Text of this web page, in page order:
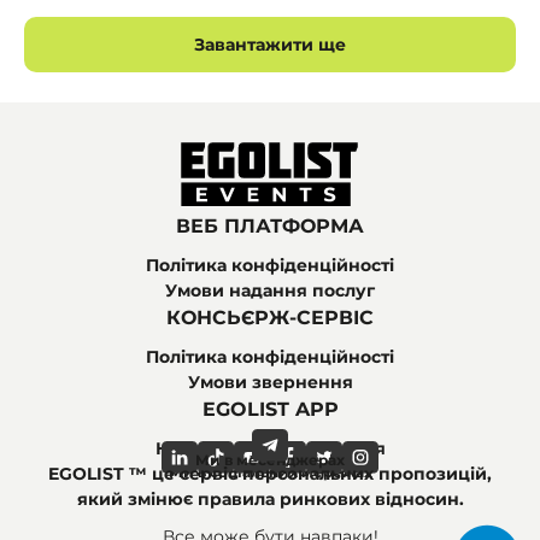
Завантажити ще
ВЕБ ПЛАТФОРМА
Політика конфіденційності
Умови надання послуг
КОНСЬЄРЖ-СЕРВІС
Політика конфіденційності
Умови звернення
EGOLIST APP
Найпоширеніші питання
Ми в соціальних мережах
Ми в месенджерах
EGOLIST ™ це сервіс персональних пропозицій,
який змінює правила ринкових відносин.